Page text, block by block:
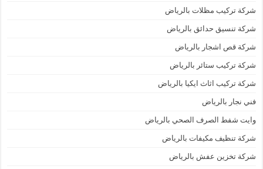
شركة تركيب مظلات بالرياض
شركة تنسيق حدائق بالرياض
شركة قص اشجار بالرياض
شركة تركيب ستائر بالرياض
شركة تركيب اثاث ايكيا بالرياض
فني نجار بالرياض
وايت شفط الصرف الصحي بالرياض
شركة تنظيف مكيفات بالرياض
شركة تخزين عفش بالرياض